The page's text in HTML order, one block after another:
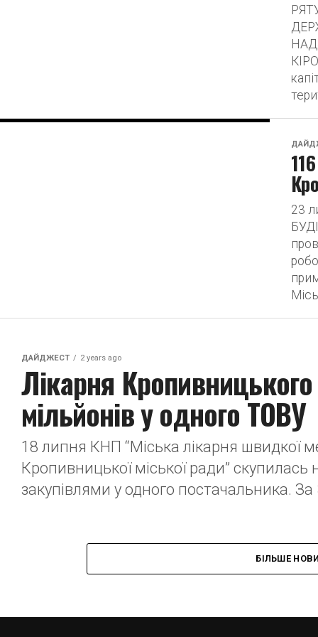
23
ДАЙДЖЕСТ 2 years ago
Лікарня
мільйонів у одного ТОВУ
18 липня КНП “Міська лікарня швидкої
Кропивницької міської ради” скупилась
закупівлями у одного постачальника.
БІЛЬШЕ